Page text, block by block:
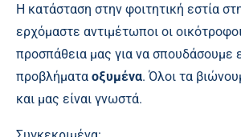
Η κατάσταση στην φοιτητική εστία
ερχόμαστε αντιμέτωποι οι
προσπάθεια μας για να σπουδάσουμε
προβλήματα οξυμένα. Όλοι τα
και μας είναι γνωστά.